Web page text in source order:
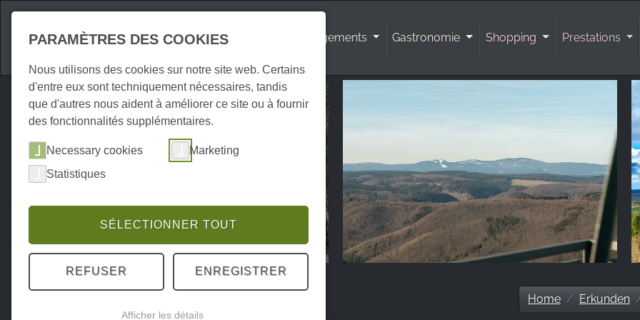
Attractions Hébergements Gastronomie Shopping Prestations
Home Erkunden
PARAMÈTRES DES COOKIES
Nous utilisons des cookies sur notre site web. Certains
d'entre eux sont techniquement nécessaires, tandis
que d'autres nous aident à améliorer ce site ou à fournir
des fonctionnalités supplémentaires.
Necessary cookies
Marketing
Statistiques
SÉLECTIONNER TOUT
REFUSER ENREGISTRER
Afficher les détails